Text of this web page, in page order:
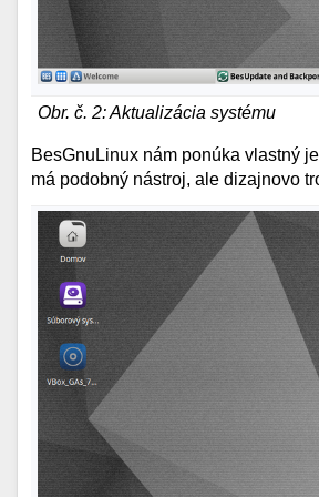
Obr. č. 2: Aktualizácia systému
BesGnuLinux nám ponúka vlastný
má podobný nástroj, ale dizajnovo